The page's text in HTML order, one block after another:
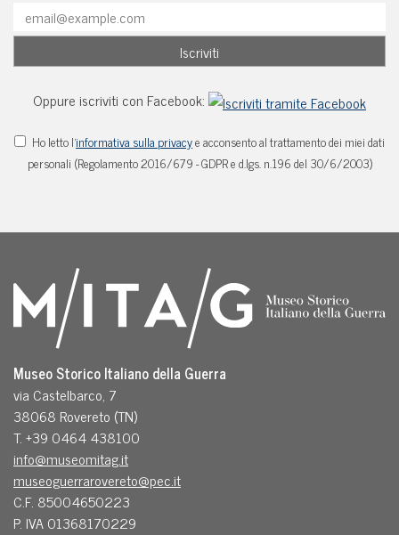
Oppure iscriviti con Facebook:
Ho letto l'informativa sulla privacye acconsento al trattamento dei miei dati
personali (Regolamento 2016/679 - GDPR e d.lgs. n.196 del 30/6/2003)
Museo Storico Italiano della Guerra
via Castelbarco, 7
38068 Rovereto (TN)
T. +39 0464 438100
info@museomitag.it
museoguerrarovereto@pec.it
C.F. 85004650223
P. IVA 01368170229